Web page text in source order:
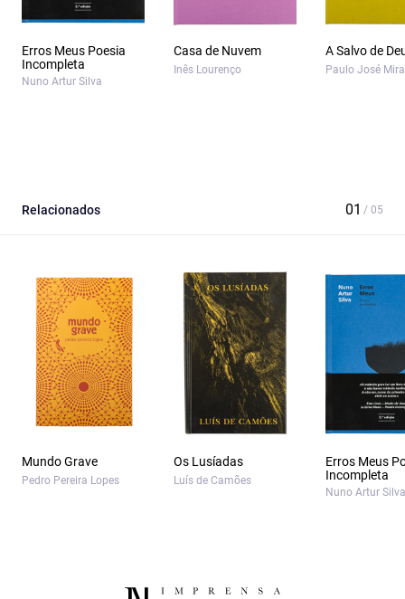
Erros Meus Poesia
Incompleta
Nuno Artur Silva
Casa de Nuvem
Inês Lourenço
A Salvo de
Paulo José
Relacionados
Mundo Grave
Pedro Pereira Lopes
Os Lusíadas
Luís de Camões
Erros Meus
Incompleta
Nuno Artur Silva